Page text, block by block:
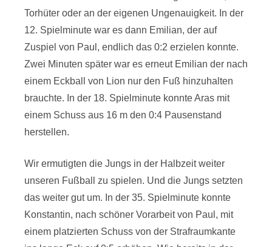
Torhüter oder an der eigenen Ungenauigkeit. In der
12. Spielminute war es dann Emilian, der auf
Zuspiel von Paul, endlich das 0:2 erzielen konnte.
Zwei Minuten später war es erneut Emilian der nach
einem Eckball von Lion nur den Fuß hinzuhalten
brauchte. In der 18. Spielminute konnte Aras mit
einem Schuss aus 16 m den 0:4 Pausenstand
herstellen.
Wir ermutigten die Jungs in der Halbzeit weiter
unseren Fußball zu spielen. Und die Jungs setzten
das weiter gut um. In der 35. Spielminute konnte
Konstantin, nach schöner Vorarbeit von Paul, mit
einem platzierten Schuss von der Strafraumkante